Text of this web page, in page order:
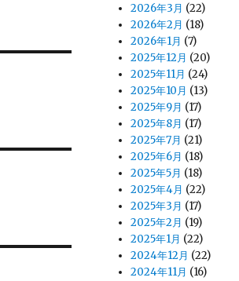
2026年3月 (22)
2026年2月 (18)
2026年1月 (7)
2025年12月 (20)
2025年11月 (24)
2025年10月 (13)
2025年9月 (17)
2025年8月 (17)
2025年7月 (21)
2025年6月 (18)
2025年5月 (18)
2025年4月 (22)
2025年3月 (17)
2025年2月 (19)
2025年1月 (22)
2024年12月 (22)
2024年11月 (16)